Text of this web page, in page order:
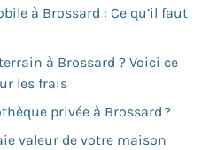
à Brossard : Ce qu’il faut
à Brossard ? Voici ce
les frais
privée à Brossard ?
valeur de votre maison